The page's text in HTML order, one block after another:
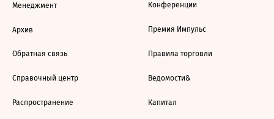
Менеджмент
Архив
Обратная связь
Справочный центр
Распространение
Конференции
Премия Импульс
Правила торговли
Ведомости&
Капитал